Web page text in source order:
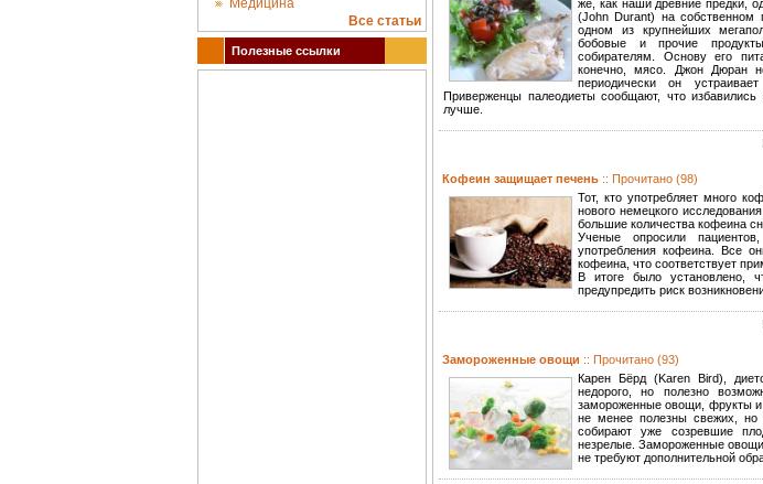
Медицина
Все статьи
Полезные ссылки
же, как наши древние предки,
(John Durant) на собственном
одном из крупнейших
бобовые и прочие
собирателям. Основу его
конечно, мясо. Джон Дюран
периодически он
Приверженцы палеодиеты сообщают, что
лучше.
Кофеин защищает печень :: Прочитано (98)
Тот, кто употребляет много
нового немецкого
большие количества кофеина
Ученые опросили
употребления кофеина. Все
кофеина, что соответствует
В итоге было установлено,
предупредить риск
Замороженные овощи :: Прочитано (93)
Карен Бёрд (Karen Bird),
недорого, но полезно
замороженные овощи, фрукты
не менее полезны свежих, но
собирают уже созревшие
незрелые. Замороженные
не требуют дополнительной